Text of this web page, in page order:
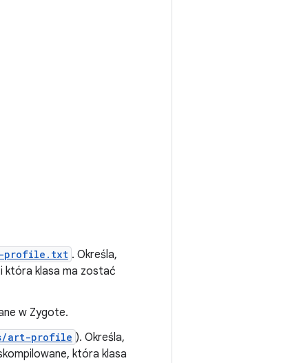
profile.txt . Określa,
która klasa ma zostać
w Zygote.
art-profile ). Określa,
która klasa